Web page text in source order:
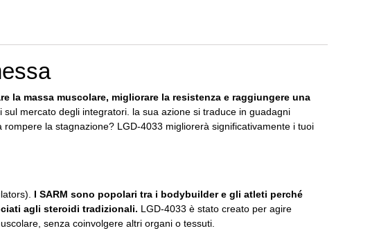
la massa muscolare, migliorare la resistenza e raggiungere una
mercato degli integratori. la sua azione si traduce in guadagni
rompere la stagnazione? LGD-4033 migliorerà significativamente i tuoi
I SARM sono popolari tra i bodybuilder e gli atleti perché
agli steroidi tradizionali. LGD-4033 è stato creato per agire
senza coinvolgere altri organi o tessuti.